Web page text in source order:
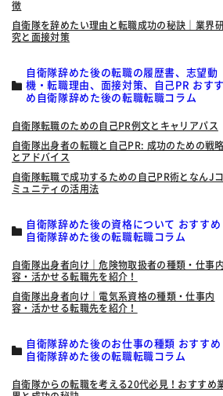
徴
自衛隊を辞めたい理由と転職成功の秘訣｜業界
究と面接対策
自衛隊辞めた後の転職の履歴書、志望動
機・転職理由、面接対策、自己PR おすす
め自衛隊辞めた後の転職転職コラム
自衛隊転職のための自己PR例文とキャリアパス
自衛隊出身者の転職と自己PR: 成功のための戦略
とアドバイス
自衛隊転職で成功するための自己PR術となんJコ
ミュニティの活用法
自衛隊辞めた後の資格について おすすめ
自衛隊辞めた後の転職転職コラム
自衛隊出身者向け｜危険物取扱者の種類・仕事内
容・活かせる転職先を紹介！
自衛隊出身者向け｜電気系資格の種類・仕事内
容・活かせる転職先を紹介！
自衛隊辞めた後のお仕事の種類 おすすめ
自衛隊辞めた後の転職転職コラム
自衛隊からの転職を考える20代必見！おすすめ